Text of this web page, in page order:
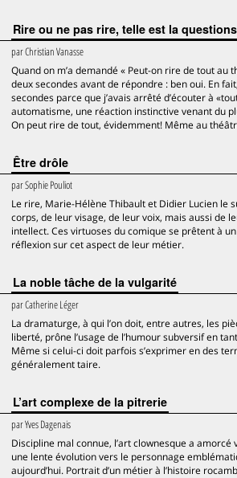
Rire ou ne pas rire, telle est la questions
parChristian Vanasse
Quand on m’a demandé « Peut-on rire de tout au
deux secondes avant de répondre : ben oui. En
secondes parce que j’avais arrêté d’écouter à
automatisme, une réaction instinctive venant du
On peut rire de tout, évidemment! Même au
Être drôle
parSophie Pouliot
Le rire, Marie-Hélène Thibault et Didier Lucien le
corps, de leur visage, de leur voix, mais aussi de
intellect. Ces virtuoses du comique se prêtent à
réflexion sur cet aspect de leur métier.
La noble tâche de la vulgarité
parCatherine Léger
La dramaturge, à qui l’on doit, entre autres, les
liberté, prône l’usage de l’humour subversif en
Même si celui-ci doit parfois s’exprimer en des
généralement taire.
L’art complexe de la pitrerie
parYves Dagenais
Discipline mal connue, l’art clownesque a amorcé
une lente évolution vers le personnage
aujourd’hui. Portrait d’un métier à l’histoire